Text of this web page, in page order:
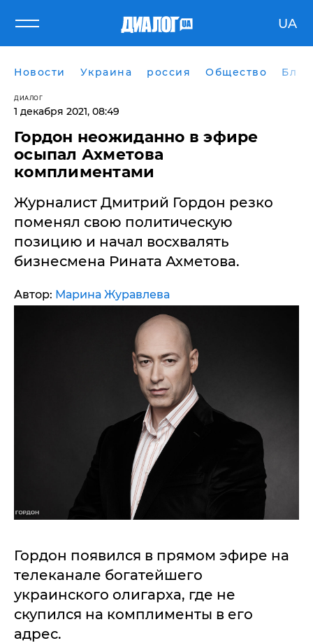
UA
Новости Украина россия Общество
ДИАЛОГ
1 декабря 2021, 08:49
Гордон неожиданно в эфире
осыпал Ахметова
комплиментами
Журналист Дмитрий Гордон резко
поменял свою политическую
позицию и начал восхвалять
бизнесмена Рината Ахметова.
Автор: Марина Журавлева
Гордон появился в прямом эфире на
телеканале богатейшего
украинского олигарха, где не
скупился на комплименты в его
адрес.